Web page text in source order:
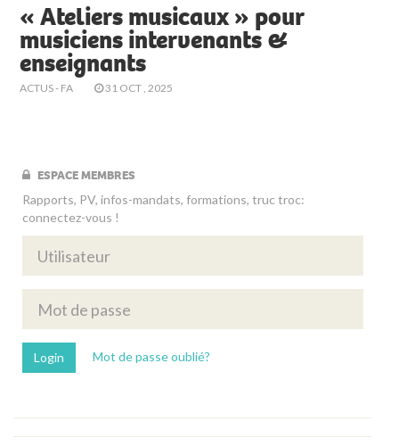
« Ateliers musicaux » pour
musiciens intervenants &
enseignants
ACTUS - FA 31 OCT , 2025
ESPACE MEMBRES
Rapports, PV, infos-mandats, formations, truc troc:
connectez-vous !
Mot de passe oublié?